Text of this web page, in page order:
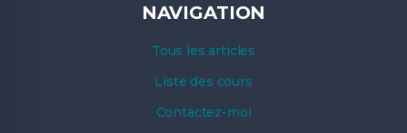
NAVIGATION
Tous les articles
Liste des cours
Contactez-moi